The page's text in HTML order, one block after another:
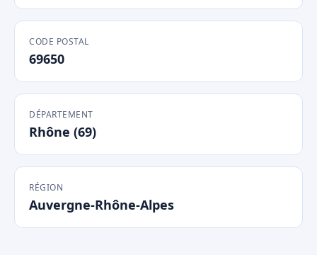
CODE POSTAL
69650
DÉPARTEMENT
Rhône (69)
RÉGION
Auvergne-Rhône-Alpes